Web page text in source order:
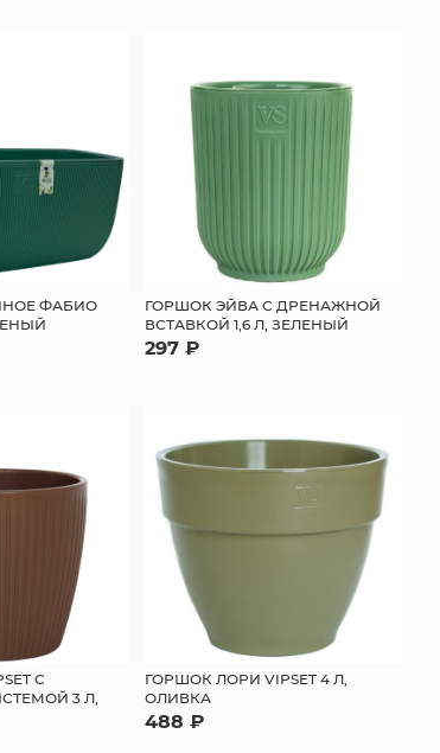
ФАБИО
ГОРШОК ЭЙВА С ДРЕНАЖНОЙ
ВСТАВКОЙ 1,6 Л, ЗЕЛЕНЫЙ
297 ₽
С
3 Л,
ГОРШОК ЛОРИ VIPSET 4 Л,
ОЛИВКА
488 ₽